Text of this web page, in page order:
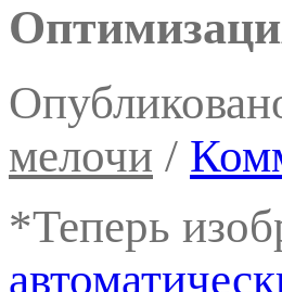
мелочи /
*Теперь